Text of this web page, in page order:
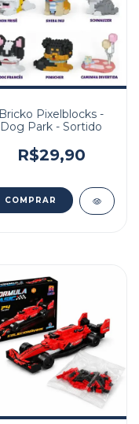
Bricko Pixelblocks -
Dog Park - Sortido
R$29,90